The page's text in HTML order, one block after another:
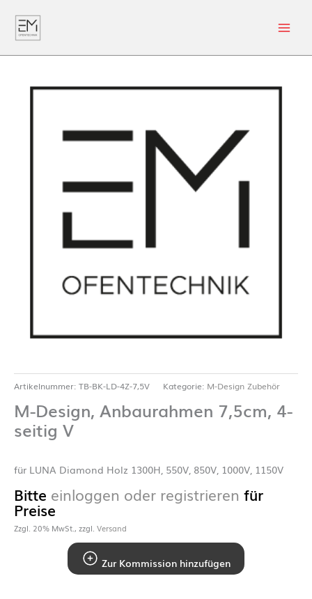
Artikelnummer: TB-BK-LD-4Z-7,5V Kategorie: M-Design Zubehör
M-Design, Anbaurahmen 7,5cm, 4-
seitig V
für LUNA Diamond Holz 1300H, 550V, 850V, 1000V, 1150V
Bitte einloggen oder registrieren für
Preise
Zzgl. 20% MwSt., zzgl. Versand
Zur Kommission hinzufügen